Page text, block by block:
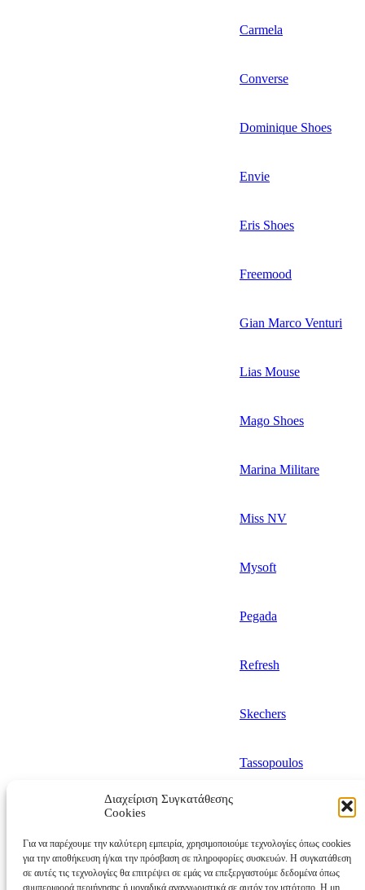
Διαχείριση Συγκατάθεσης
Cookies
Για να παρέχουμε την καλύτερη εμπειρία, χρησιμοποιούμε τεχνολογίες όπως cookies
για την αποθήκευση ή/και την πρόσβαση σε πληροφορίες συσκευών. Η συγκατάθεση
σε αυτές τις τεχνολογίες θα επιτρέψει σε εμάς να επεξεργαστούμε δεδομένα όπως
συμπεριφορά περιήγησης ή μοναδικά αναγνωριστικά σε αυτόν τον ιστότοπο. Η μη
Carmela
Converse
Dominique Shoes
Envie
Eris Shoes
Freemood
Gian Marco Venturi
Lias Mouse
Mago Shoes
Marina Militare
Miss NV
Mysoft
Pegada
Refresh
Skechers
Tassopoulos
Valeria’s